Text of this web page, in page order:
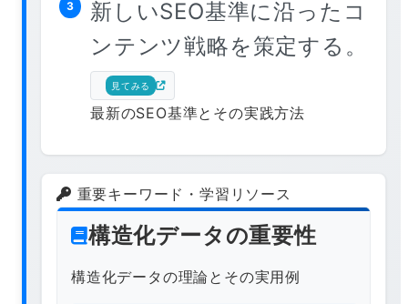
3
新しいSEO基準に沿ったコ
ンテンツ戦略を策定する。
見てみる
最新のSEO基準とその実践方法
重要キーワード・学習リソース
構造化データの重要性
構造化データの理論とその実用例